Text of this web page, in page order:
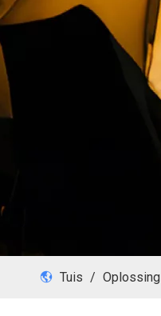
Tuis / Oplossing